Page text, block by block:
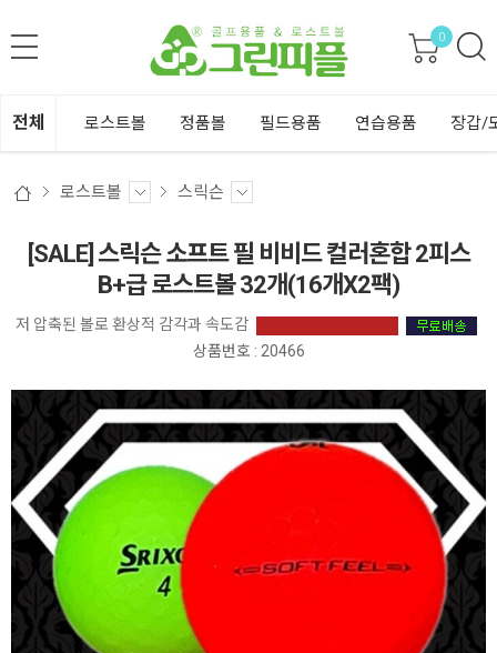
0
전체 로스트볼 정품볼 필드용품 연습용품 장갑/
로스트볼 스릭슨
[SALE] 스릭슨 소프트 필 비비드 컬러혼합 2피스
B+급 로스트볼 32개(16개X2팩)
저 압축된 볼로 환상적 감각과 속도감
상품번호 : 20466